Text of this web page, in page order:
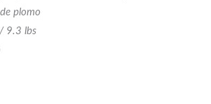
plomo
9.3 lbs